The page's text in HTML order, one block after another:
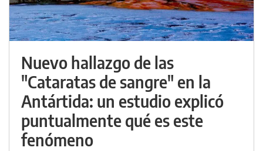
Nuevo hallazgo de las
"Cataratas de sangre" en la
Antártida: un estudio explicó
puntualmente qué es este
fenómeno